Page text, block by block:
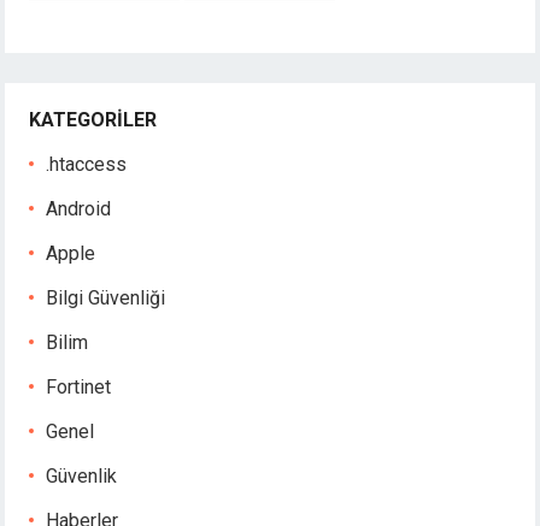
KATEGORILER
.htaccess
Android
Apple
Bilgi Güvenliği
Bilim
Fortinet
Genel
Güvenlik
Haberler